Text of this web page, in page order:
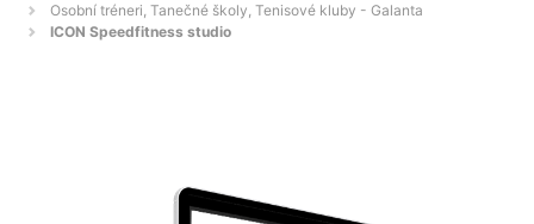
Osobní tréneri, Tanečné školy, Tenisové kluby - Galanta
ICON Speedfitness studio